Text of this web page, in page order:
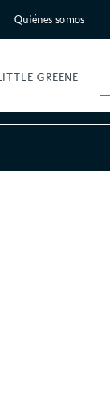
GREENE
Quiénes somos